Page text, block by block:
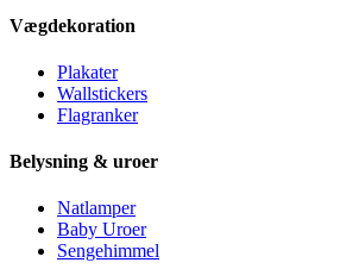
Vægdekoration
Plakater
Wallstickers
Flagranker
Belysning & uroer
Natlamper
Baby Uroer
Sengehimmel